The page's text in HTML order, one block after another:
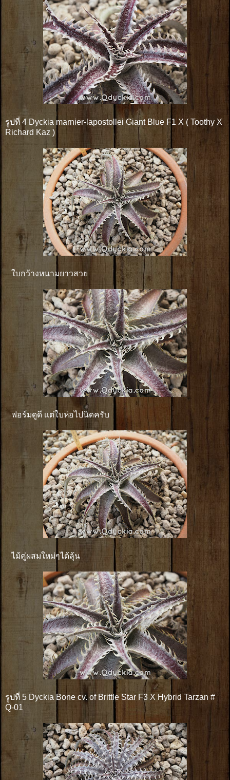
รูปที่ 4 Dyckia marnier-lapostollei Giant Blue F1 X ( Toothy X
Richard Kaz )
ใบกว้างหนามยาวสวย
ฟอร์มดูดี เเต่ใบห่อไปนิดครับ
ไม้คู่ผสมใหม่ๆได้ลุ้น
รูปที่ 5 Dyckia Bone cv. of Brittle Star F3 X Hybrid Tarzan #
Q-01